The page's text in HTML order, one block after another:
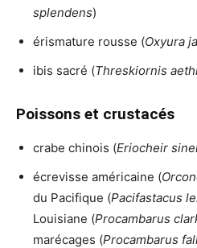
splendens)
érismature rousse (Oxyura
ibis sacré (Threskiornis
Poissons et crustacés
crabe chinois (Eriocheir
écrevisse américaine (
du Pacifique (Pacifastacus
Louisiane (Procambarus
marécages (Procambarus